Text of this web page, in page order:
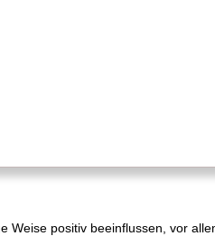
Weise positiv beeinflussen, vor